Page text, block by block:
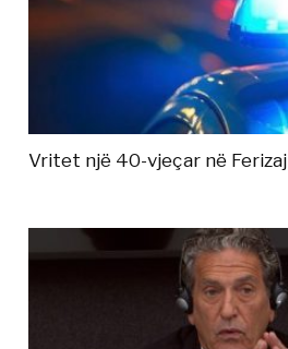
Vritet një 40-vjeçar në Ferizaj